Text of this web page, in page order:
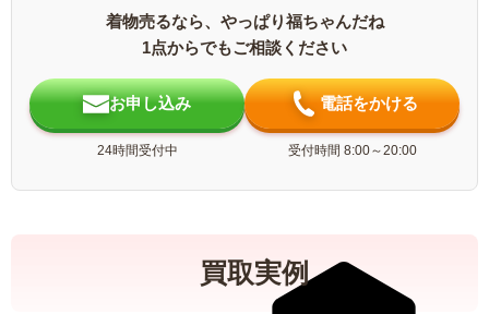
着物売るなら、やっぱり福ちゃんだね
1点からでもご相談ください
お申し込み
24時間受付中
電話をかける
受付時間 8:00～20:00
買取実例